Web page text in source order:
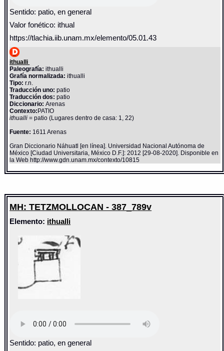
Sentido: patio, en general
Valor fonético: ithual
https://tlachia.iib.unam.mx/elemento/05.01.43
ithualli
Paleografía: ithualli
Grafía normalizada: ithualli
Tipo: r.n.
Traducción uno: patio
Traducción dos: patio
Diccionario:Arenas
Contexto: PATIO
ithualli= patio (Lugares dentro de casa: 1, 22)
Fuente: 1611 Arenas
Gran Diccionario Náhuatl [en línea]. Universidad Nacional Autónoma de
México [Ciudad Universitaria, México D.F.]: 2012 [29-08-2020]. Disponible en
la Web http://www.gdn.unam.mx/contexto/10815
MH: TETZMOLLOCAN - 387_789v
Elemento: ithualli
Sentido: patio, en general